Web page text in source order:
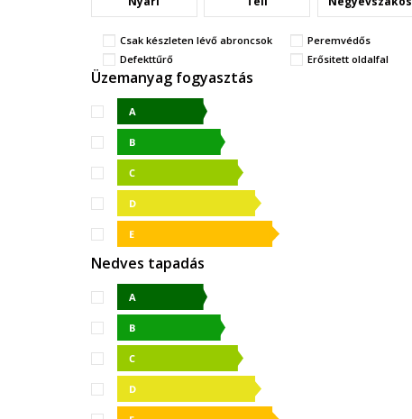
Csak készleten lévő abroncsok
Peremvédős
Defekttűrő
Erősitett oldalfal
Üzemanyag fogyasztás
Nedves tapadás